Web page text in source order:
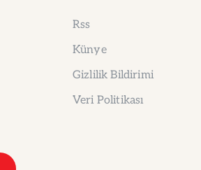
Rss
Künye
Gizlilik Bildirimi
Veri Politikası